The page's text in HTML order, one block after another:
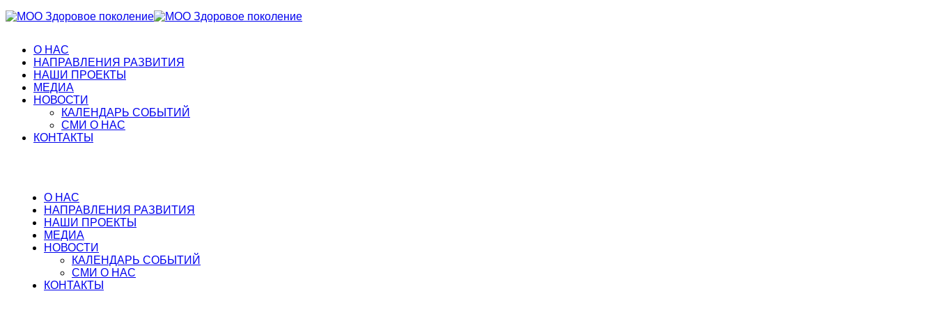
О НАС
НАПРАВЛЕНИЯ РАЗВИТИЯ
НАШИ ПРОЕКТЫ
МЕДИА
НОВОСТИ
КАЛЕНДАРЬ СОБЫТИЙ
СМИ О НАС
КОНТАКТЫ
О НАС
НАПРАВЛЕНИЯ РАЗВИТИЯ
НАШИ ПРОЕКТЫ
МЕДИА
НОВОСТИ
КАЛЕНДАРЬ СОБЫТИЙ
СМИ О НАС
КОНТАКТЫ